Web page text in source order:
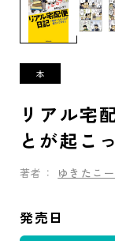
リアル宅
とが起こ
著者： ゆきたこ
発売日